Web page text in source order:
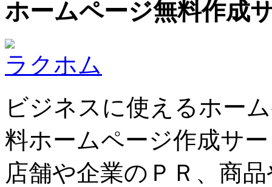
ホームページ無料作成
ラクホム
ビジネスに使えるホー
料ホームページ作成サ
店舗や企業のＰＲ、商